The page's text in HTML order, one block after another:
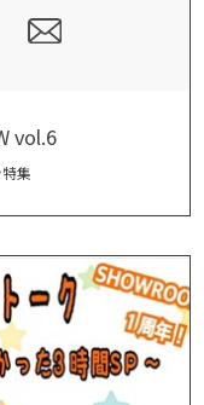
vol.6
集